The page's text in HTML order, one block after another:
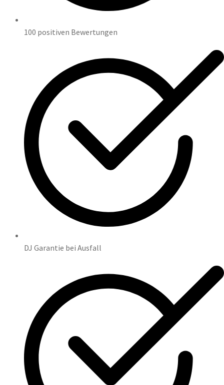
100 positiven Bewertungen
DJ Garantie bei Ausfall